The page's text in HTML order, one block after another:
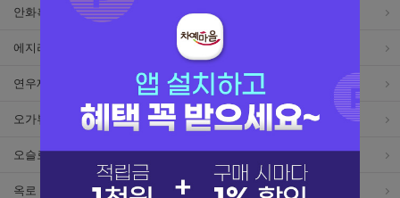
안화흑차
에지리 엔젯허니
연우제다 영전다원
오가뷰 오대산식품
오슬로 오운산
옥로 온세까세로